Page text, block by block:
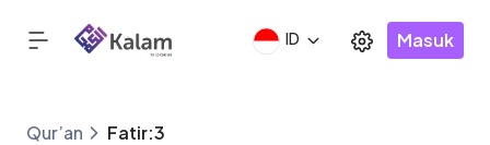
ID Masuk
Qur’an Fatir:3